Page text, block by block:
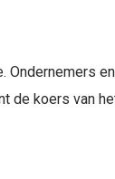
Ondernemers en
de koers van